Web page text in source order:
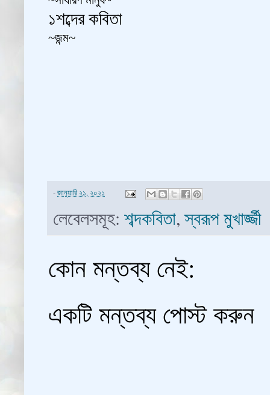
১শব্দের কবিতা
~জন্ম~
-জানুয়ারি ২১, ২০২১
লেবেলসমূহ: শব্দকবিতা,স্বরূপ মুখার্জ্জী
কোন মন্তব্য নেই:
একটি মন্তব্য পোস্ট করুন